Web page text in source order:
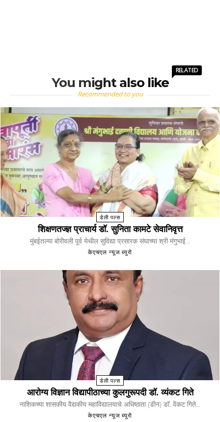
You might also like
RELATED
Recommended to you
डेली पल्स
शिक्षणतज्ज्ञ प्राचार्य डॉ. सुनिता कामटे सेवानिवृत्त
मुंबईतल्या बोरीवली पूर्व येथील सुविद्या प्रसारक संघाच्या श्री मंगुभाई...
केएचएल न्यूज ब्युरो
डेली पल्स
आरोग्य विज्ञान विद्यापीठाच्या कुलगुरूपदी डॉ. व्यंकट गिते
नाशिकच्या शासकीय वैद्यकीय महाविद्यालयाचे अधिष्ठाता (डीन) डॉ. वेंकट गिते...
केएचएल न्यूज ब्युरो